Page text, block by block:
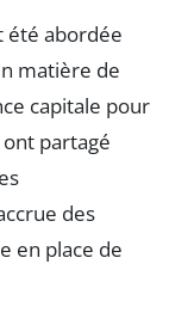
été abordée
matière de
capitale pour
partagé
des
en place de